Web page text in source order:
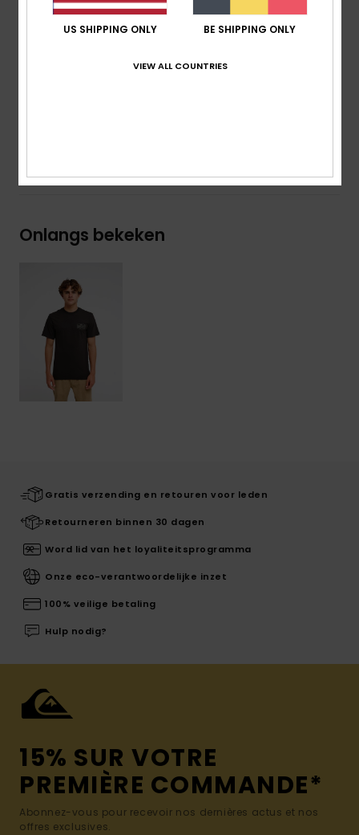
Overig:Zeefdruk Op De Borst
Overig:Zeefdruk Op De Achterkant
Onlangs bekeken
Gratis verzending en retouren voor leden
Retourneren binnen 30 dagen
Word lid van het loyaliteitsprogramma
Onze eco-verantwoordelijke inzet
100% veilige betaling
Hulp nodig?
15% SUR VOTRE
PREMIÈRE COMMANDE*
Abonnez-vous pour recevoir nos dernières actus et nos
offres exclusives.
US SHIPPING ONLY BE SHIPPING ONLY
VIEW ALL COUNTRIES